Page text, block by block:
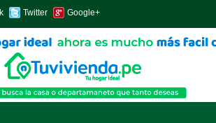
Twitter Google+